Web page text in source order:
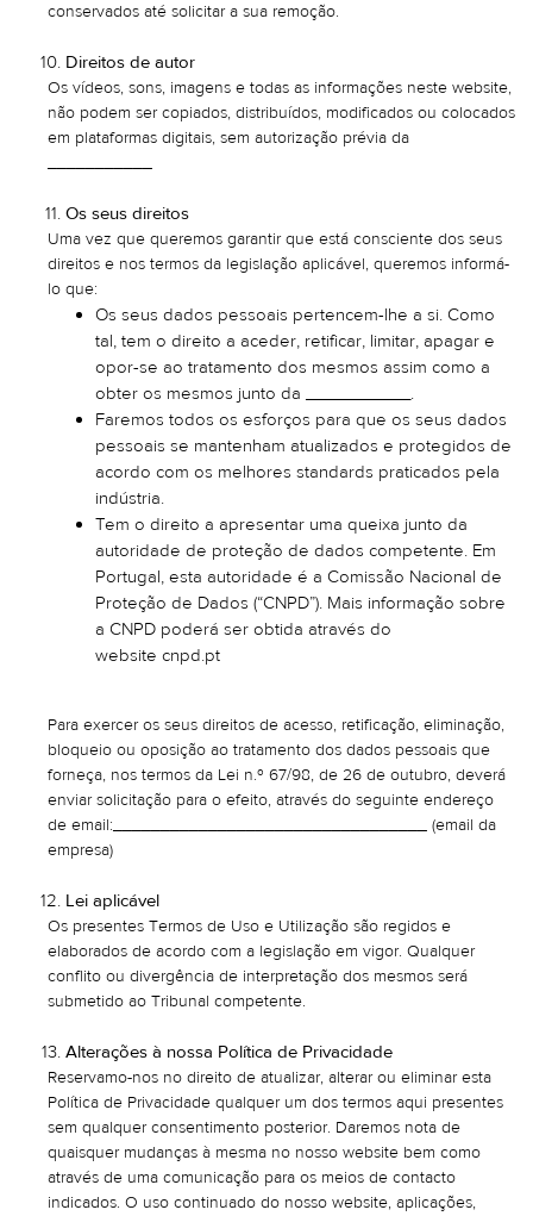
conservados até solicitar a sua remoção.
Direitos de autor
Os vídeos, sons, imagens e todas as informações neste website,
não podem ser copiados, distribuídos, modificados ou colocados
em plataformas digitais, sem autorização prévia da
___________
Os seus direitos
Uma vez que queremos garantir que está consciente dos seus
direitos e nos termos da legislação aplicável, queremos informá-
lo que:
Os seus dados pessoais pertencem-lhe a si. Como
tal, tem o direito a aceder, retificar, limitar, apagar e
opor-se ao tratamento dos mesmos assim como a
obter os mesmos junto da ___________.
Faremos todos os esforços para que os seus dados
pessoais se mantenham atualizados e protegidos de
acordo com os melhores standards praticados pela
indústria.
Tem o direito a apresentar uma queixa junto da
autoridade de proteção de dados competente. Em
Portugal, esta autoridade é a Comissão Nacional de
Proteção de Dados (“CNPD”). Mais informação sobre
a CNPD poderá ser obtida através do
website cnpd.pt
Para exercer os seus direitos de acesso, retificação, eliminação,
bloqueio ou oposição ao tratamento dos dados pessoais que
forneça, nos termos da Lei n.º 67/98, de 26 de outubro, deverá
enviar solicitação para o efeito, através do seguinte endereço
de email:_________________________________ (email da
empresa)
Lei aplicável
Os presentes Termos de Uso e Utilização são regidos e
elaborados de acordo com a legislação em vigor. Qualquer
conflito ou divergência de interpretação dos mesmos será
submetido ao Tribunal competente.
Alterações à nossa Política de Privacidade
Reservamo-nos no direito de atualizar, alterar ou eliminar esta
Política de Privacidade qualquer um dos termos aqui presentes
sem qualquer consentimento posterior. Daremos nota de
quaisquer mudanças à mesma no nosso website bem como
através de uma comunicação para os meios de contacto
indicados. O uso continuado do nosso website, aplicações,